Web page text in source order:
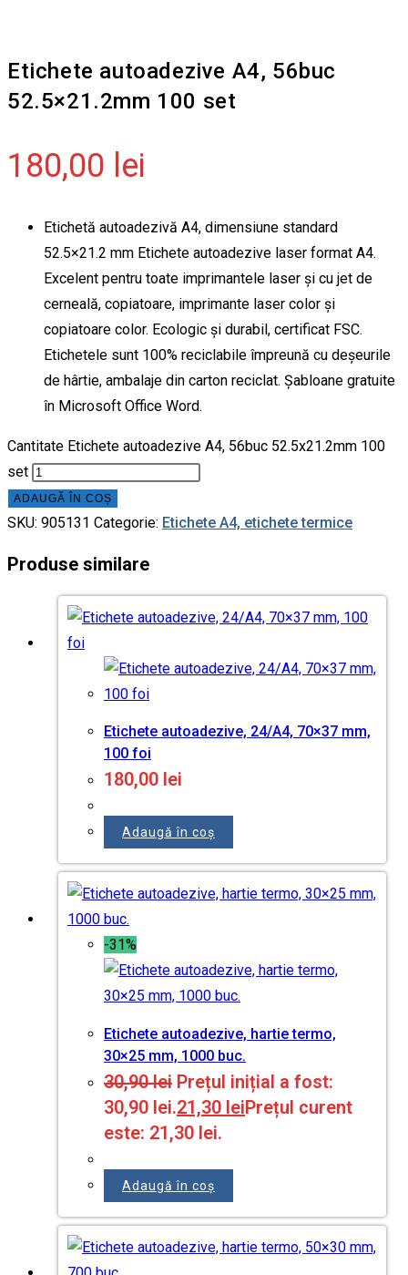
Etichete autoadezive A4, 56buc
52.5×21.2mm 100 set
180,00 lei
Etichetă autoadezivă A4, dimensiune standard
52.5×21.2 mm Etichete autoadezive laser format A4.
Excelent pentru toate imprimantele laser și cu jet de
cerneală, copiatoare, imprimante laser color și
copiatoare color. Ecologic și durabil, certificat FSC.
Etichetele sunt 100% reciclabile împreună cu deșeurile
de hârtie, ambalaje din carton reciclat. Șabloane gratuite
în Microsoft Office Word.
Cantitate Etichete autoadezive A4, 56buc 52.5x21.2mm 100
set
ADAUGĂ ÎN COȘ
SKU: 905131 Categorie: Etichete A4, etichete termice
Produse similare
Etichete autoadezive, 24/A4, 70×37 mm,
100 foi
180,00 lei
Adaugă în coș
-31%
Etichete autoadezive, hartie termo,
30×25 mm, 1000 buc.
30,90lei Prețul inițial a fost:
30,90 lei.21,30 leiPrețul curent
este: 21,30 lei.
Adaugă în coș